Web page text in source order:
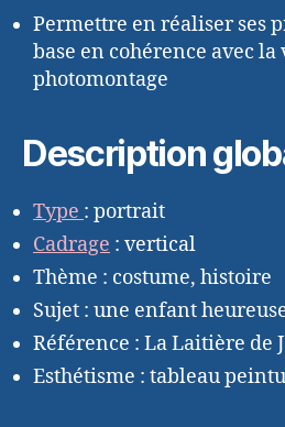
Permettre en réaliser ses
base en cohérence avec
photomontage
Description
Type : portrait
Cadrage : vertical
Thème : costume, histoire
Sujet : une enfant
Référence : La Laitière de
Esthétisme : tableau